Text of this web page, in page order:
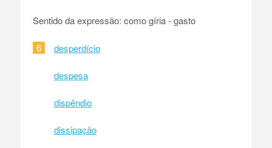
Sentido da expressão: como gíria - gasto
6 desperdício
despesa
dispêndio
dissipação